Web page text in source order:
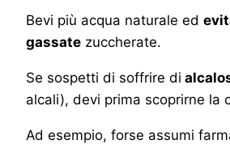
Bevi più acqua naturale ed
gassate zuccherate.
Se sospetti di soffrire di
alcali), devi prima scoprirne la
Ad esempio, forse assumi